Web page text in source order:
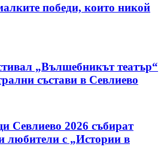
победи, които никой
„Вълшебникът театър“
състави в Севлиево
Севлиево 2026 събират
любители с „Истории в